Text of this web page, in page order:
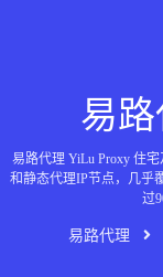
易
易路代理 YiLu Proxy 住
和静态代理IP节点，几乎
过
易路代理